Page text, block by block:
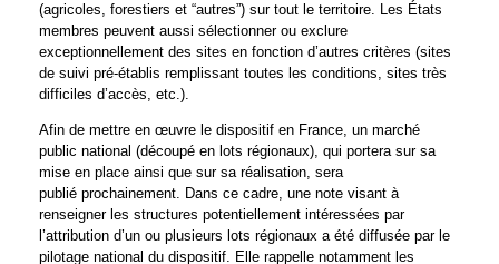
(agricoles, forestiers et “autres”) sur tout le territoire. Les États
membres peuvent aussi sélectionner ou exclure
exceptionnellement des sites en fonction d’autres critères (sites
de suivi pré-établis remplissant toutes les conditions, sites très
difficiles d’accès, etc.).
Afin de mettre en œuvre le dispositif en France, un marché
public national (découpé en lots régionaux), qui portera sur sa
mise en place ainsi que sur sa réalisation, sera
publié prochainement. Dans ce cadre, une note visant à
renseigner les structures potentiellement intéressées par
l’attribution d’un ou plusieurs lots régionaux a été diffusée par le
pilotage national du dispositif. Elle rappelle notamment les